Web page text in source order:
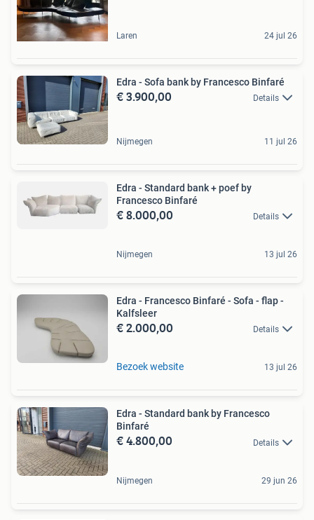
Laren 24 jul 26
Edra - Sofa bank by Francesco Binfaré
€ 3.900,00 Details
Nijmegen 11 jul 26
Edra - Standard bank + poef by
Francesco Binfaré
€ 8.000,00 Details
Nijmegen 13 jul 26
Edra - Francesco Binfaré - Sofa - flap -
Kalfsleer
€ 2.000,00 Details
Bezoek website 13 jul 26
Edra - Standard bank by Francesco
Binfaré
€ 4.800,00 Details
Nijmegen 29 jun 26